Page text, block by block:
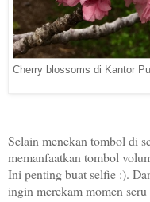
Cherry blossoms di Kantor
Selain menekan tombol di
memanfaatkan tombol
Ini penting buat selfie :).
ingin merekam momen